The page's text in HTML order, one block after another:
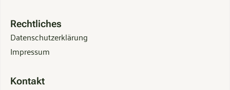
Rechtliches
Datenschutzerklärung
Impressum
Kontakt